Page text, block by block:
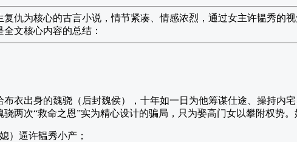
复仇为核心的古言小说，情节紧凑、情感浓烈，通过女主许韫秀的
文核心内容的总结：
衣出身的魏骁（后封魏侯），十年如一日为他筹谋仕途、操持内
两次“救命之恩”实为精心设计的骗局，只为娶高门女以攀附权势。
）逼许韫秀小产；